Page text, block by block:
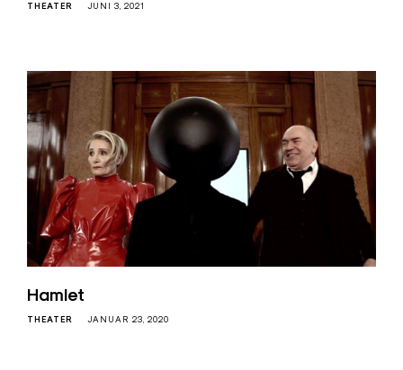
THEATER JUNI 3, 2021
Hamlet
THEATER JANUAR 23, 2020